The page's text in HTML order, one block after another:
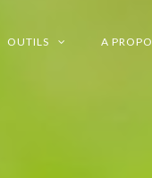
OUTILS A